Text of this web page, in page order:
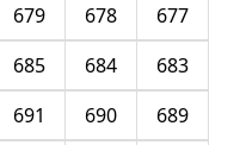
677
678
679
683
684
685
689
690
691